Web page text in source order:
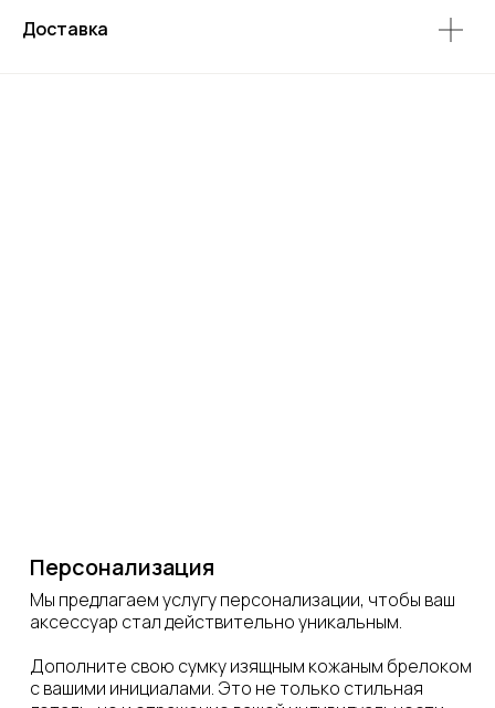
Доставка
Персонализация
Мы предлагаем услугу персонализации, чтобы ваш
аксессуар стал действительно уникальным.
Дополните свою сумку изящным кожаным брелоком
с вашими инициалами. Это не только стильная